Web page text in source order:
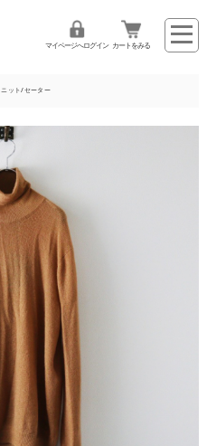
マイページへログイン カートをみる
ニット/セーター